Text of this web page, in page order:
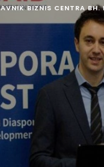
BIZNIS CENTRA BH.